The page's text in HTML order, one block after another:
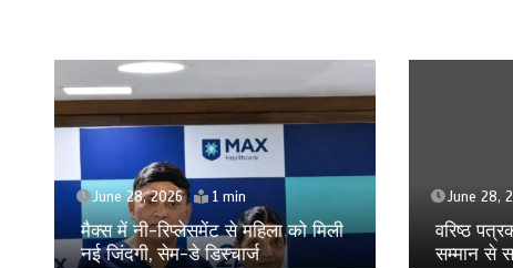
June 28, 2026 1 min
वरिष्ठ पत्रकार मुकेश गोयल राष्ट्रीय गौरव
सम्मान से सम्मानित
June 26,
सोनी के